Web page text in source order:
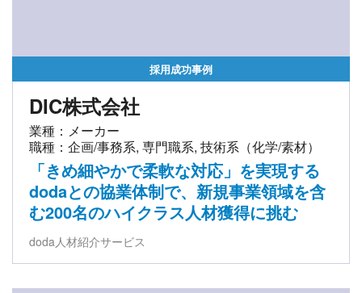
採用成功事例
DIC株式会社
業種：メーカー
職種：企画/事務系, 専門職系, 技術系（化学/素材）
「きめ細やかで柔軟な対応」を実現する
dodaとの協業体制で、新規事業領域を含
む200名のハイクラス人材獲得に挑む
doda人材紹介サービス